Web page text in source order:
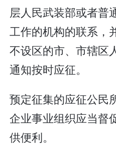
层人民武装部或者普
工作的机构的联系，
不设区的市、市辖区
通知按时应征。
预定征集的应征公民
企业事业组织应当督
供便利。